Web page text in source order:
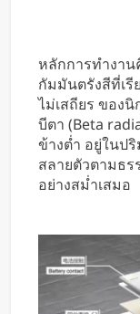
หลักการทำงาน
กัมมันตรังสีที่เรี
ไม่เสถียร ของ
บีตา (Beta
ข้างต่ำ อยู่ในป
สลายตัวตามธ
อย่างสม่ำเสมอ